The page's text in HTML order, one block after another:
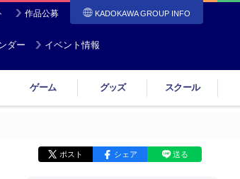
作品公募 KADOKAWA GROUP INFO
ダー イベント情報
ゲーム グッズ スクール
ポスト シェア 送る